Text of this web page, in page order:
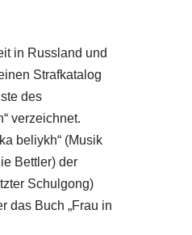
in Russland und
Strafkatalog
des
verzeichnet.
beliykh“ (Musik
Bettler) der
Schulgong)
das Buch „Frau in